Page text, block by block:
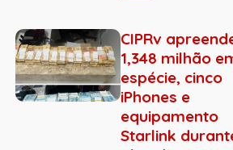
CIPRv
1,348 milhão
espécie, cinco
iPhones e
equipamento
Starlink